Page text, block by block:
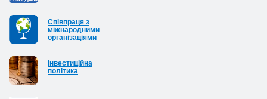
Співпраця з
міжнародними
організаціями
Інвестиційна
політика